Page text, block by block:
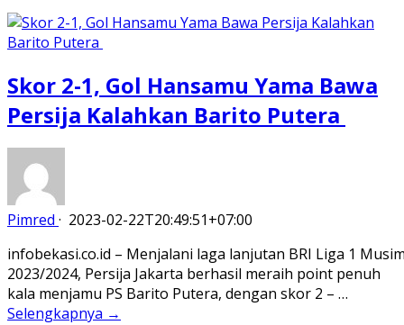
Skor 2-1, Gol Hansamu Yama Bawa
Persija Kalahkan Barito Putera
Pimred · 2023-02-22T20:49:51+07:00
infobekasi.co.id – Menjalani laga lanjutan BRI Liga 1
2023/2024, Persija Jakarta berhasil meraih point penuh
kala menjamu PS Barito Putera, dengan skor 2 – …
Selengkapnya →